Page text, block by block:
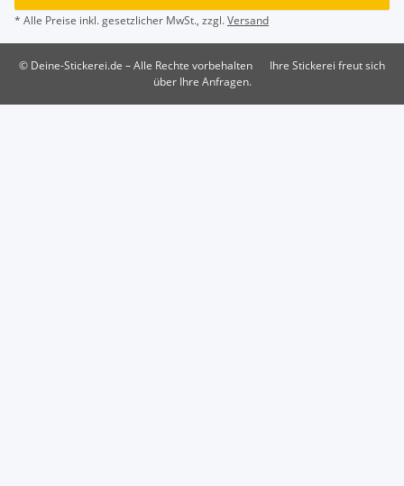
* Alle Preise inkl. gesetzlicher MwSt., zzgl.Versand
© Deine-Stickerei.de – Alle Rechte vorbehalten
Ihre Stickerei freut sich
über Ihre Anfragen.